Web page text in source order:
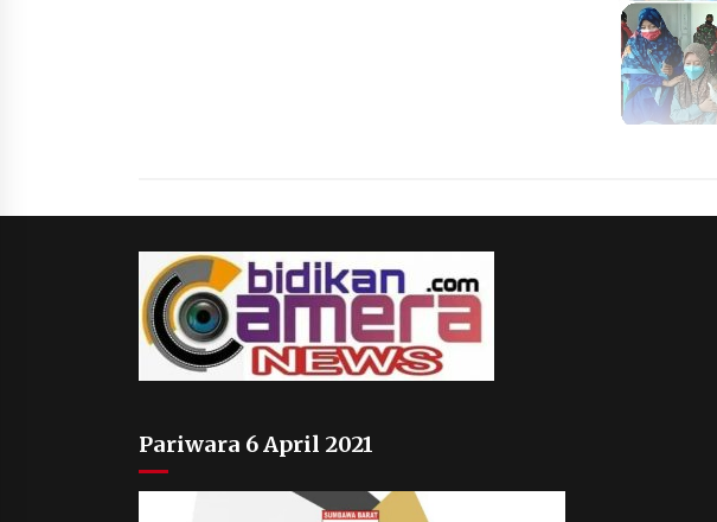
Pariwara 6 April 2021